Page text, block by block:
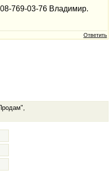
769-03-76 Владимир.
Ответить